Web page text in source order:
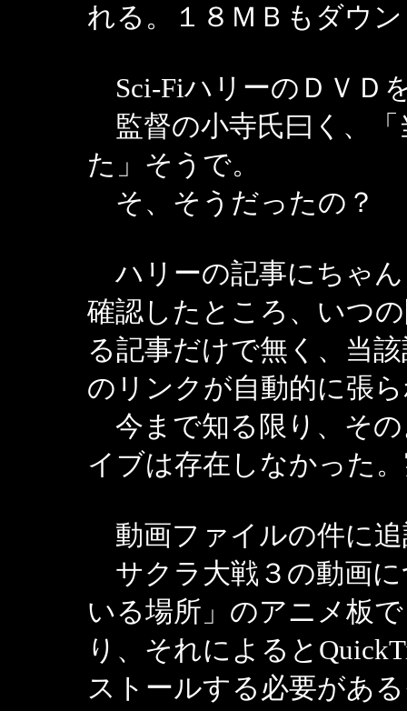
れる。１８ＭＢもダウ
Sci-FiハリーのＤＶＤ
監督の小寺氏曰く、「
た」そうで。
そ、そうだったの？
ハリーの記事にちゃ
確認したところ、いつ
る記事だけで無く、当
のリンクが自動的に張
今まで知る限り、そ
イブは存在しなかった
動画ファイルの件に追
サクラ大戦３の動画
いる場所」のアニメ板
り、それによると
ストールする必要があ